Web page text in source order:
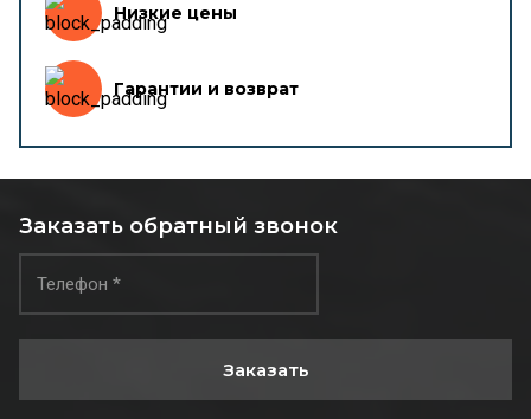
Низкие цены
Гарантии и возврат
Заказать обратный звонок
Заказать